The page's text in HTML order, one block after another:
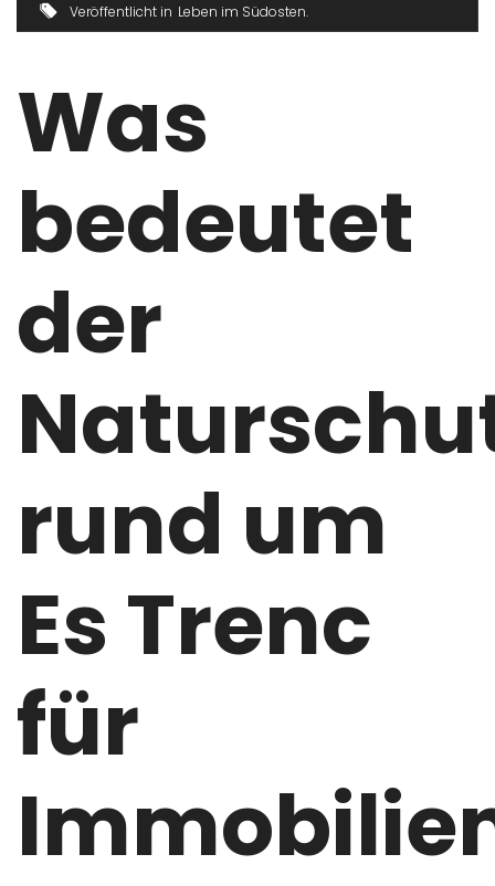
Veröffentlicht in Leben im Südosten
Was
bedeutet
der
rund um
Es Trenc
für